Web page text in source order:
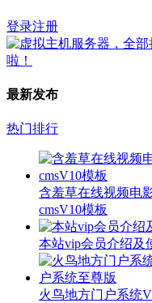
登录注册
最新发布
热门排行
含羞草在线视频电
cmsV10模板
本站vip会员介绍及
火鸟地方门户系统